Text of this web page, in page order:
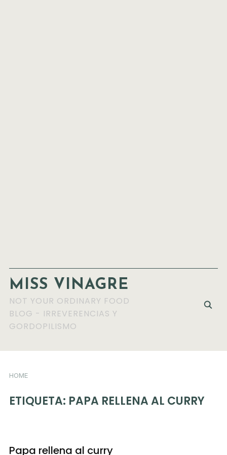
MISS VINAGRE
NOT YOUR ORDINARY FOOD
BLOG - IRREVERENCIAS Y
GORDOPILISMO
HOME
ETIQUETA: PAPA RELLENA AL CURRY
Papa rellena al curry